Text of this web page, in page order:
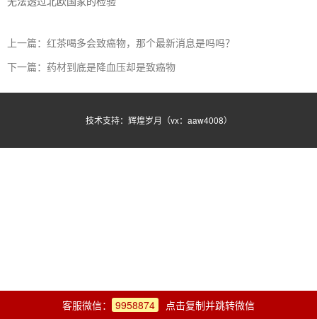
上一篇：红茶喝多会致癌物，那个最新消息是吗吗？
下一篇：药材到底是降血压却是致癌物
技术支持：辉煌岁月（vx：aaw4008）
客服微信： 9958874 点击复制并跳转微信